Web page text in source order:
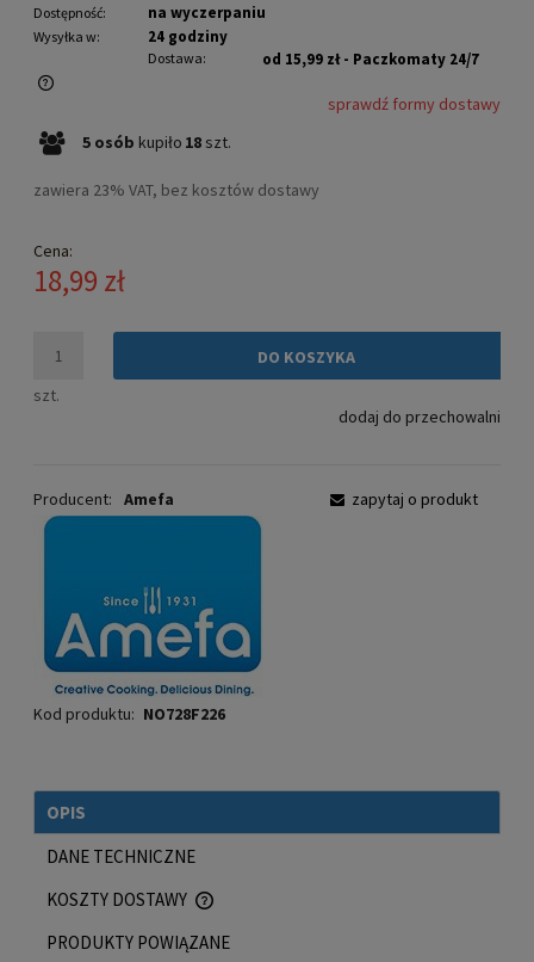
Dostępność: na wyczerpaniu
Wysyłka w: 24 godziny
Dostawa: od 15,99 zł - Paczkomaty 24/7
Cena nie zawiera ewentualnych kosztów płatności
sprawdź formy dostawy
5 osób kupiło 18 szt.
zawiera 23% VAT, bez kosztów dostawy
Cena:
18,99 zł
szt.
DO KOSZYKA
dodaj do przechowalni
Producent: Amefa
Kod produktu: NO728F226
zapytaj o produkt
OPIS
DANE TECHNICZNE
KOSZTY DOSTAWY
CENA NIE ZAWIERA EWENTUALNYCH KOSZTÓW PŁATNOŚCI
PRODUKTY POWIĄZANE